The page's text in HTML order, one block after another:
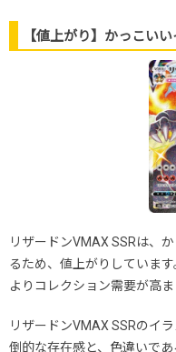
【値上がり】かっこい
リザードンVMAX SSRは、
るため、値上がりしていま
よりコレクション需要が高ま
リザードンVMAX SSRのイ
倒的な存在感と、色違いであ